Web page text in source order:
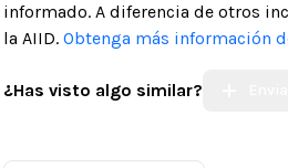
informado. A diferencia de otros
la AIID. Obtenga más información
¿Has visto algo similar?